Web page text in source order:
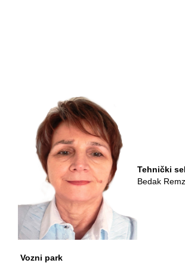
Tehnički
Bedak
Vozni park